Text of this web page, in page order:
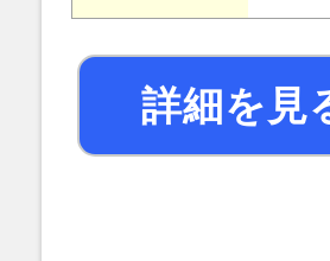
詳細を見